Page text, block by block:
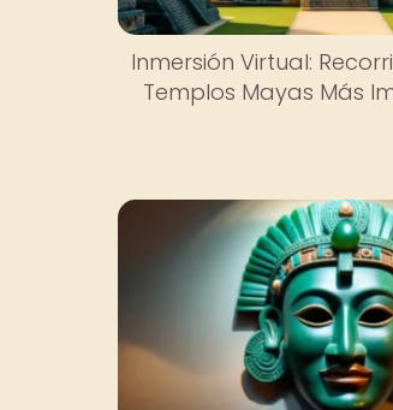
Inmersión Virtual:
Templos Mayas Más